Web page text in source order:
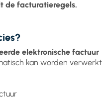
de facturatieregels.
elektronische factuur
kan worden verwerkt